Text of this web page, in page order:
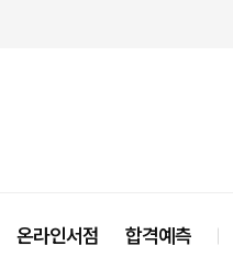
온라인서점 합격예측